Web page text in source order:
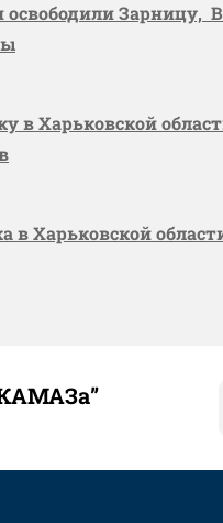
освободили
в Харьковской
в Харьковской